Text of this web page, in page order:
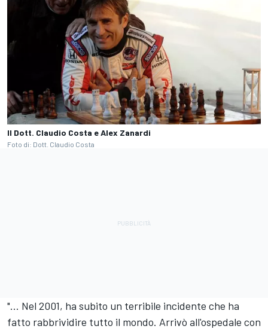
Il Dott. Claudio Costa e Alex Zanardi
Foto di: Dott. Claudio Costa
"... Nel 2001, ha subito un terribile incidente che ha
fatto rabbrividire tutto il mondo. Arrivò all'ospedale con